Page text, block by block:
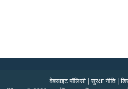
वेबसाइट पॉलिसी |सुरक्षा नीति|